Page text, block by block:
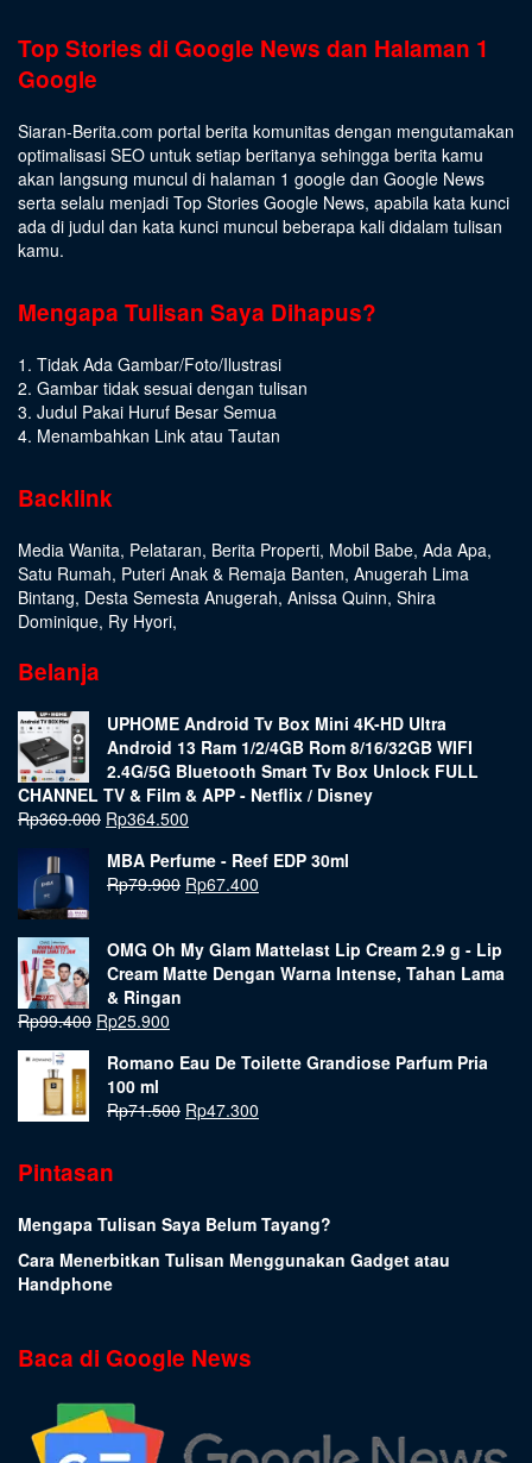
Top Stories di Google News dan Halaman 1
Google
Siaran-Berita.com portal berita komunitas dengan mengutamakan
optimalisasi SEO untuk setiap beritanya sehingga berita kamu
akan langsung muncul di halaman 1 google dan Google News
serta selalu menjadi Top Stories Google News, apabila kata kunci
ada di judul dan kata kunci muncul beberapa kali didalam tulisan
kamu.
Mengapa Tulisan Saya Dihapus?
1. Tidak Ada Gambar/Foto/Ilustrasi
2. Gambar tidak sesuai dengan tulisan
3. Judul Pakai Huruf Besar Semua
4. Menambahkan Link atau Tautan
Backlink
Media Wanita, Pelataran, Berita Properti, Mobil Babe, Ada Apa,
Satu Rumah, Puteri Anak & Remaja Banten, Anugerah Lima
Bintang, Desta Semesta Anugerah, Anissa Quinn, Shira
Dominique, Ry Hyori,
Belanja
UPHOME Android Tv Box Mini 4K-HD Ultra
Android 13 Ram 1/2/4GB Rom 8/16/32GB WIFI
2.4G/5G Bluetooth Smart Tv Box Unlock FULL
CHANNEL TV & Film & APP - Netflix / Disney
Rp369.000 Rp364.500
MBA Perfume - Reef EDP 30ml
Rp79.900 Rp67.400
OMG Oh My Glam Mattelast Lip Cream 2.9 g - Lip
Cream Matte Dengan Warna Intense, Tahan Lama
& Ringan
Rp99.400 Rp25.900
Romano Eau De Toilette Grandiose Parfum Pria
100 ml
Rp71.500 Rp47.300
Pintasan
Mengapa Tulisan Saya Belum Tayang?
Cara Menerbitkan Tulisan Menggunakan Gadget atau
Handphone
Baca di Google News